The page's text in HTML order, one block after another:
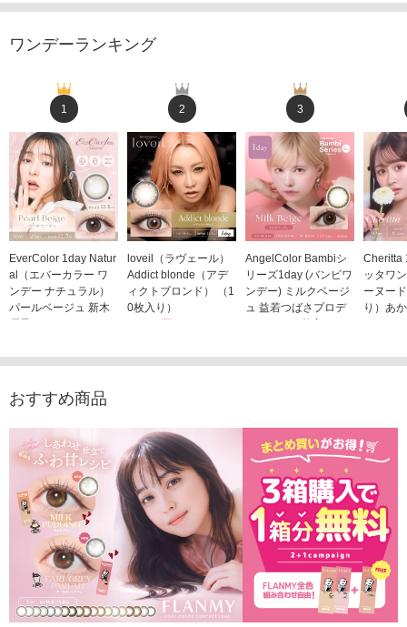
ワンデーランキング
1
EverColor 1day Natur
al（エバーカラー ワ
ンデー ナチュラル）
パールベージュ 新木
優子イメージモデルカ
2,598円(税込)
2
loveil（ラヴェール）
Addict blonde（アデ
ィクトブロンド） （1
0枚入り）
3
AngelColor Bambiシ
リーズ1day (バンビワ
ンデー) ミルクベージ
ュ 益若つばさプロデ
ュース（10枚入り）
Cheritta
ッタワ
ーヌー
り）あ
おすすめ商品